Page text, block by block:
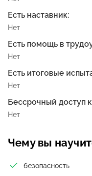
Есть наставник:
Нет
Есть помощь в
Нет
Есть итоговые
Нет
Бессрочный доступ
Нет
Чему вы
безопасность